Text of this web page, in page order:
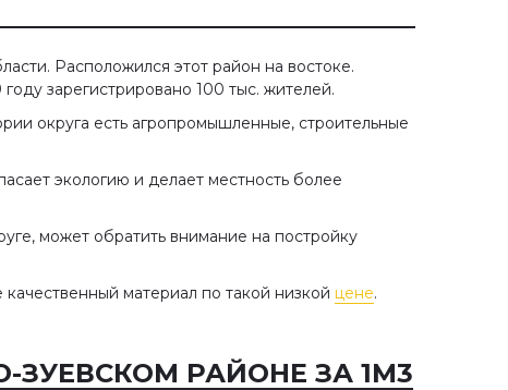
Расположился этот район на востоке.
зарегистрировано 100 тыс. жителей.
округа есть агропромышленные, строительные
экологию и делает местность более
может обратить внимание на постройку
материал по такой низкой цене.
ЗУЕВСКОМ РАЙОНЕ ЗА 1М3